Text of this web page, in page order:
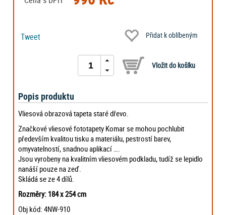
Tweet Přidat k oblíbeným
Popis produktu
Vliesová obrazová tapeta staré dřevo.
Značkové vliesové fototapety Komar se mohou pochlubit
především kvalitou tisku a materiálu, pestrostí barev,
omyvatelností, snadnou aplikací ….
Jsou vyrobeny na kvalitním vliesovém podkladu, tudíž se lepidlo
nanáší pouze na zeď.
Skládá se ze 4 dílů.
Rozměry: 184 x 254 cm
Obj kód: 4NW-910